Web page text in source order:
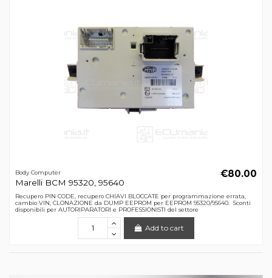
Body Computer
Marelli BCM 95320, 95640
€80.00
Recupero PIN CODE, recupero CHIAVI BLOCCATE per programmazione errata,
cambio VIN, CLONAZIONE da DUMP EEPROM per EEPROM 95320/95640. Sconti
disponibili per AUTORIPARATORI e PROFESSIONISTI del settore
Add to cart